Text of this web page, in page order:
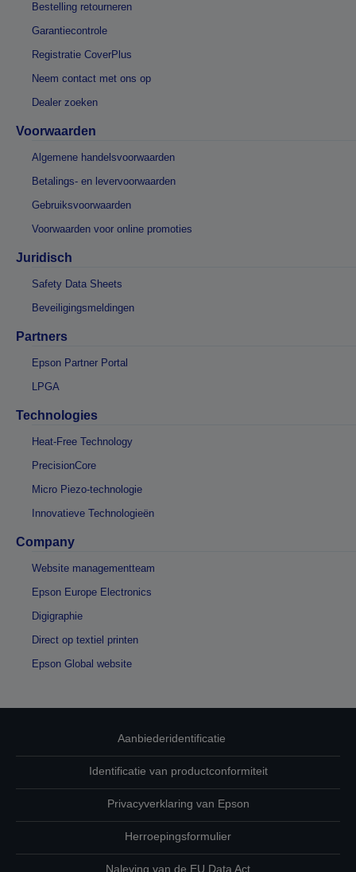
Bestelling retourneren
Garantiecontrole
Registratie CoverPlus
Neem contact met ons op
Dealer zoeken
Voorwaarden
Algemene handelsvoorwaarden
Betalings- en levervoorwaarden
Gebruiksvoorwaarden
Voorwaarden voor online promoties
Juridisch
Safety Data Sheets
Beveiligingsmeldingen
Partners
Epson Partner Portal
LPGA
Technologies
Heat-Free Technology
PrecisionCore
Micro Piezo-technologie
Innovatieve Technologieën
Company
Website managementteam
Epson Europe Electronics
Digigraphie
Direct op textiel printen
Epson Global website
Aanbiederidentificatie
Identificatie van productconformiteit
Privacyverklaring van Epson
Herroepingsformulier
Naleving van de EU Data Act